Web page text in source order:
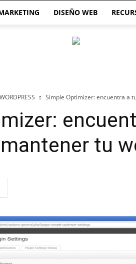
DISEÑO WEB
WORDPRESS Simple Optimizer: encuentra a
tu